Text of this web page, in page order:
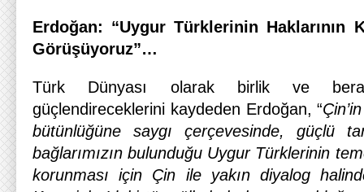
Erdoğan: “Uygur Türklerinin Haklarının
Görüşüyoruz”…
Türk Dünyası olarak birlik ve
güçlendireceklerini kaydeden Erdoğan, “
bütünlüğüne saygı çerçevesinde, güçlü
bağlarımızın bulunduğu Uygur Türklerinin
korunması için Çin ile yakın diyalog